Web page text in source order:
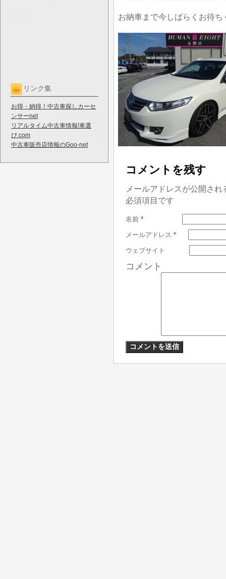
リンク集
お得・納得！中古車探しカーセ
ンサーnet
リアルタイム中古車情報!車選
び.com
中古車販売店情報のGoo-net
お納車まで今しばらくお待ち
コメントを残す
メールアドレスが公開さ
必須項目です
名前 *
メールアドレス *
ウェブサイト
コメント